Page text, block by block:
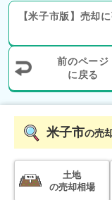
建物面積:125㎡
200
鳥取県米子市旗
建物面積:49
【米子市版】 売却
前のページ
に戻る
米子市の売
土地
の売却相場